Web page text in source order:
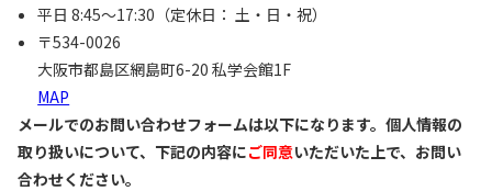
平日 8:45〜17:30（定休日： 土・日・祝）
〒534-0026
大阪市都島区網島町6-20 私学会館1F
MAP
メールでのお問い合わせフォームは以下になります。個人情報の
取り扱いについて、下記の内容にご同意いただいた上で、お問い
合わせください。